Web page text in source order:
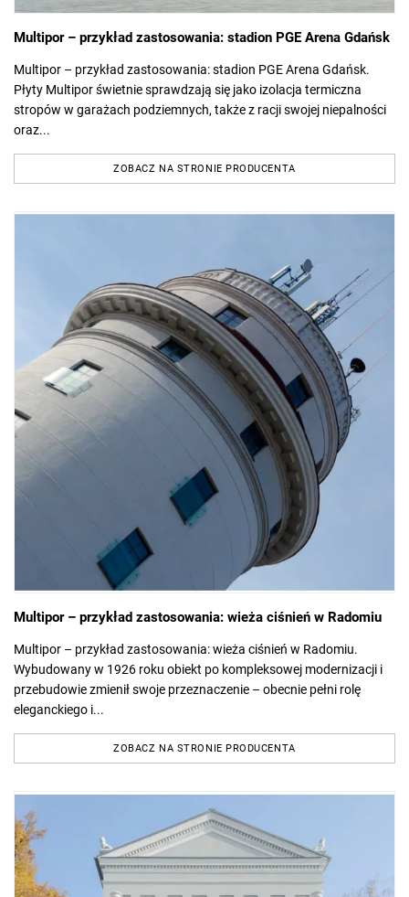
Multipor – przykład zastosowania: stadion PGE Arena Gdańsk
Multipor – przykład zastosowania: stadion PGE Arena Gdańsk.
Płyty Multipor świetnie sprawdzają się jako izolacja termiczna
stropów w garażach podziemnych, także z racji swojej niepalności
oraz...
ZOBACZ NA STRONIE PRODUCENTA
Multipor – przykład zastosowania: wieża ciśnień w Radomiu
Multipor – przykład zastosowania: wieża ciśnień w Radomiu.
Wybudowany w 1926 roku obiekt po kompleksowej modernizacji i
przebudowie zmienił swoje przeznaczenie – obecnie pełni rolę
eleganckiego i...
ZOBACZ NA STRONIE PRODUCENTA